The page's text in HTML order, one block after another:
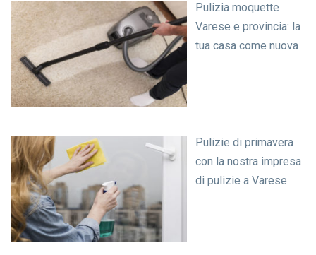
Pulizia moquette
Varese e provincia: la
tua casa come nuova
Pulizie di primavera
con la nostra impresa
di pulizie a Varese